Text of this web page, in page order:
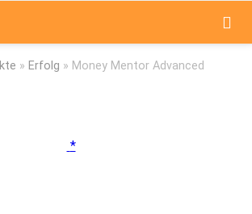
» Erfolg » Money Mentor Advanced